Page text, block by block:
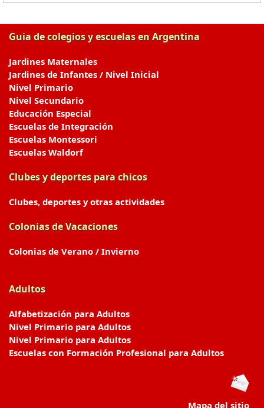
Guia de colegios y escuelas en Argentina
Jardines Maternales
Jardines de Infantes / Nivel Inicial
Nivel Primario
Nivel Secundario
Educación Especial
Escuelas de Integración
Escuelas Montessori
Escuelas Waldorf
Clubes y deportes para chicos
Clubes, deportes y otras actividades
Colonias de Vacaciones
Colonias de Verano / Invierno
Adultos
Alfabetización para Adultos
Nivel Primario para Adultos
Nivel Primario para Adultos
Escuelas con Formación Profesional para Adultos
Mapa del sitio